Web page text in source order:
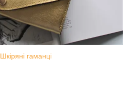
Шкіряні гаманці